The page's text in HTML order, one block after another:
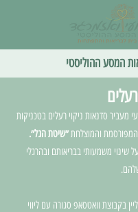
המסע ההוליסטי
מעביר סדנאות ניקוי רעלים בטכניקות
והמוצלחת״שיטת הגל״.
שינוי משמעותי בבריאותם ובהרגלי
בקבוצת וואטסאפ סגורה עם ליווי